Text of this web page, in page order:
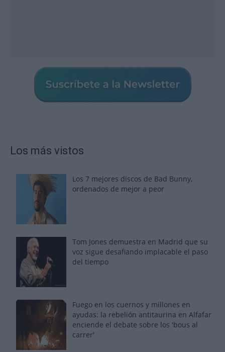
Los más vistos
Los 7 mejores discos de Bad Bunny,
ordenados de mejor a peor
Tom Jones demuestra en Madrid que su
voz sigue desafiando implacable el paso
del tiempo
Fuego en los cuernos y millones en
ayudas: la rebelión antitaurina en Alfafar
enciende el debate sobre los 'bous al
carrer'